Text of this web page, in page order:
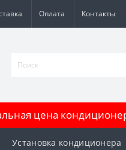
Оплата Контакты
цена
Установка кондиционера